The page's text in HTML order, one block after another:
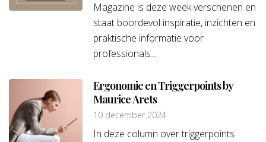
Magazine is deze week verschenen en
staat boordevol inspiratie, inzichten en
praktische informatie voor
professionals...
Ergonomie en Triggerpoints by
Maurice Arets
10 december 2024
In deze column over triggerpoints